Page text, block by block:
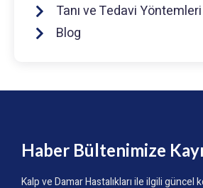
Tanı ve Tedavi Yöntemleri
Blog
Haber Bültenimize
Kalp ve Damar Hastalıkları ile ilgili güncel